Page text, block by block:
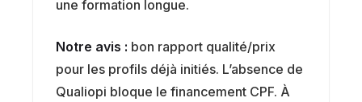
une formation longue.
Notre avis : bon rapport qualité/prix
pour les profils déjà initiés. L’absence de
Qualiopi bloque le financement CPF. À